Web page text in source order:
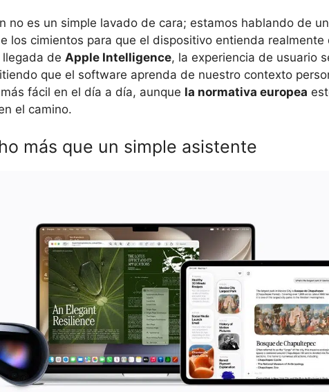
no es un simple lavado de cara; estamos hablando de
los cimientos para que el dispositivo entienda realmente
de Apple Intelligence, la experiencia de usuario
que el software aprenda de nuestro contexto
fácil en el día a día, aunque la normativa europea
el camino.
más que un simple asistente